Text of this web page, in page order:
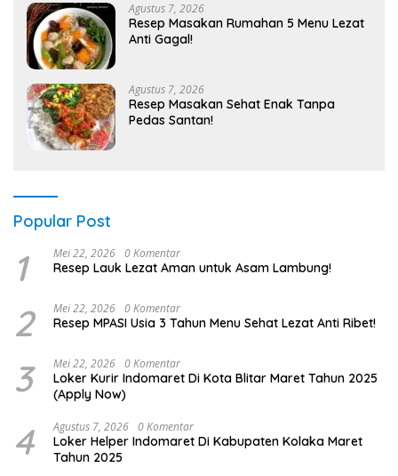
Agustus 7, 2026
Resep Masakan Rumahan 5 Menu Lezat
Anti Gagal!
Agustus 7, 2026
Resep Masakan Sehat Enak Tanpa
Pedas Santan!
Popular Post
1 Mei 22, 2026 0 Komentar
Resep Lauk Lezat Aman untuk Asam Lambung!
2 Mei 22, 2026 0 Komentar
Resep MPASI Usia 3 Tahun Menu Sehat Lezat Anti Ribet!
3 Mei 22, 2026 0 Komentar
Loker Kurir Indomaret Di Kota Blitar Maret Tahun 2025
(Apply Now)
4 Agustus 7, 2026 0 Komentar
Loker Helper Indomaret Di Kabupaten Kolaka Maret
Tahun 2025